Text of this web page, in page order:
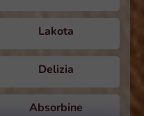
Lakota
Delizia
Absorbine